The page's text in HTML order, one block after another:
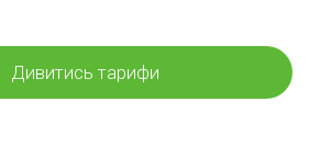
Дивитись тарифи